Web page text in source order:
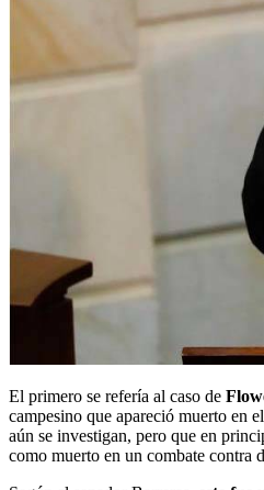
El primero se refería al caso de
campesino que apareció muerto en
aún se investigan, pero que en
como muerto en un combate contra